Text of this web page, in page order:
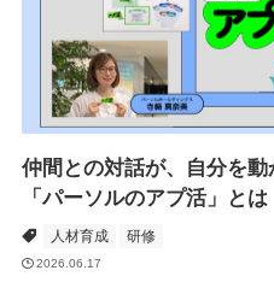
仲間との対話が、自分を
「パーソルのアプ活」とは
人材育成 研修
2026.06.17